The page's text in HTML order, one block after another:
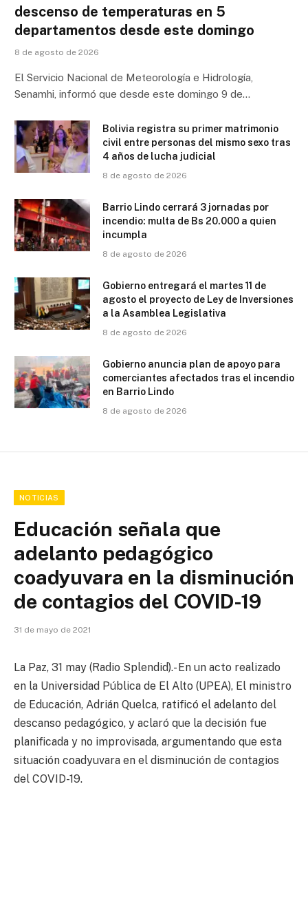
descenso de temperaturas en 5
departamentos desde este domingo
8 de agosto de 2026
El Servicio Nacional de Meteorología e Hidrología,
Senamhi, informó que desde este domingo 9 de…
Bolivia registra su primer matrimonio
civil entre personas del mismo sexo tras
4 años de lucha judicial
8 de agosto de 2026
Barrio Lindo cerrará 3 jornadas por
incendio: multa de Bs 20.000 a quien
incumpla
8 de agosto de 2026
Gobierno entregará el martes 11 de
agosto el proyecto de Ley de Inversiones
a la Asamblea Legislativa
8 de agosto de 2026
Gobierno anuncia plan de apoyo para
comerciantes afectados tras el incendio
en Barrio Lindo
8 de agosto de 2026
NOTICIAS
Educación señala que
adelanto pedagógico
coadyuvara en la disminución
de contagios del COVID-19
31 de mayo de 2021
La Paz, 31 may (Radio Splendid).- En un acto realizado
en la Universidad Pública de El Alto (UPEA), El ministro
de Educación, Adrián Quelca, ratificó el adelanto del
descanso pedagógico, y aclaró que la decisión fue
planificada y no improvisada, argumentando que esta
situación coadyuvara en el disminución de contagios
del COVID-19.